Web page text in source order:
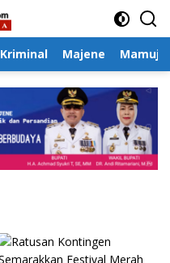
Kriminal Majene Mamuju